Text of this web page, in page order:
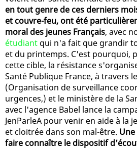
en tout genre de ces derniers
et couvre-feu, ont été
moral des jeunes Français, avec
étudiant qui n'a fait que grandir
et du printemps. C'est pourquoi,
cette cible, la résistance
Santé Publique France, à travers
(Organisation de surveillance
urgences,) et le ministère de la
avec l'agence Babel lance la
JenParleA pour venir en aide à la
et cloitrée dans son mal-être.
faire connaître le dispositif